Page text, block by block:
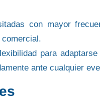
con mayor
.
para adaptarse
ante cualquier